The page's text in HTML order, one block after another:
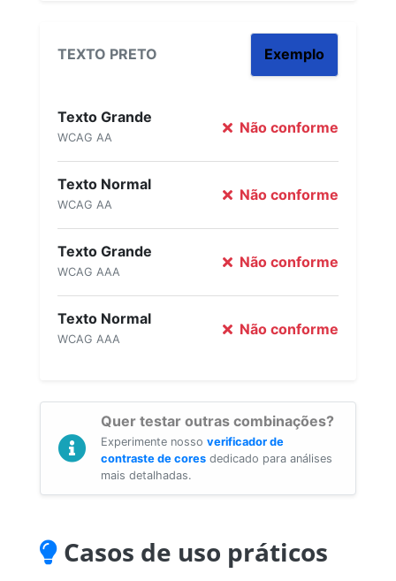
TEXTO PRETO Exemplo
Texto Grande
WCAG AA
Não conforme
Texto Normal
WCAG AA
Não conforme
Texto Grande
WCAG AAA
Não conforme
Texto Normal
WCAG AAA
Não conforme
Quer testar outras combinações?
Experimente nosso verificador de
contraste de cores dedicado para análises
mais detalhadas.
Casos de uso práticos